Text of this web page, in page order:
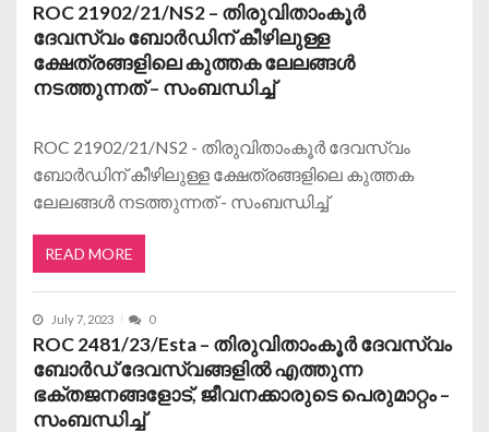
ROC 21902/21/NS2 – തിരുവിതാംകൂർ
ദേവസ്വം ബോർഡിന് കീഴിലുള്ള
ക്ഷേത്രങ്ങളിലെ കുത്തക ലേലങ്ങൾ
നടത്തുന്നത് – സംബന്ധിച്ച്
ROC 21902/21/NS2 - തിരുവിതാംകൂർ ദേവസ്വം
ബോർഡിന് കീഴിലുള്ള ക്ഷേത്രങ്ങളിലെ കുത്തക
ലേലങ്ങൾ നടത്തുന്നത് - സംബന്ധിച്ച്
READ MORE
July 7, 2023 0
ROC 2481/23/Esta – തിരുവിതാംകൂർ ദേവസ്വം
ബോർഡ് ദേവസ്വങ്ങളിൽ എത്തുന്ന
ഭക്തജനങ്ങളോട്, ജീവനക്കാരുടെ പെരുമാറ്റം –
സംബന്ധിച്ച്